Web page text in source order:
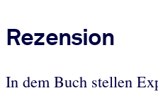
Rezension
In dem Buch stellen